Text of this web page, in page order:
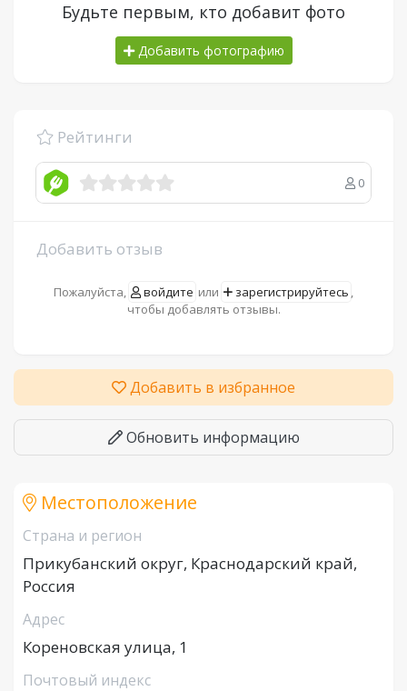
Будьте первым, кто добавит фото
Добавить фотографию
Рейтинги
0
Добавить отзыв
Пожалуйста, войдите или зарегистрируйтесь ,
чтобы добавлять отзывы.
Добавить в избранное
Обновить информацию
Местоположение
Страна и регион
Прикубанский округ, Краснодарский край,
Россия
Адрес
Кореновская улица, 1
Почтовый индекс